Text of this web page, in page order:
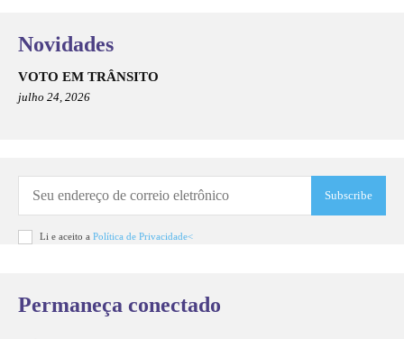
Novidades
VOTO EM TRÂNSITO
julho 24, 2026
Subscribe
Li e aceito a Política de Privacidade<
Permaneça conectado